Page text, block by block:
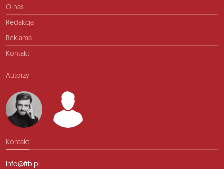
O nas
Redakcja
Reklama
Kontakt
Autorzy
Kontakt
info@ftb.pl